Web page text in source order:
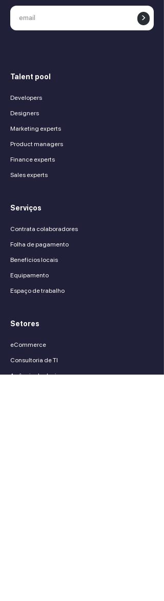
>
Talent pool
Developers
Designers
Marketing experts
Product managers
Finance experts
Sales experts
Serviços
Contrata colaboradores
Folha de pagamento
Benefícios locais
Equipamento
Espaço de trabalho
Setores
eCommerce
Consultoria de TI
Agência de design